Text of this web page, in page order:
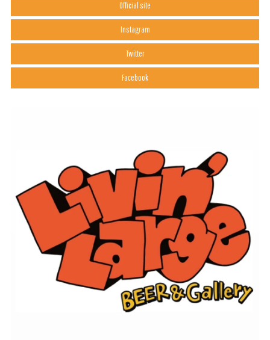
Official site
Instagram
Twitter
Facebook